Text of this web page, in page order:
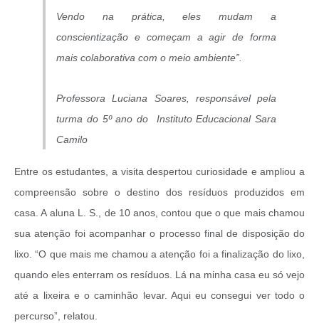
Vendo na prática, eles mudam a
conscientização e começam a agir de forma
mais colaborativa com o meio ambiente”.
Professora Luciana Soares, responsável pela
turma do 5º ano do Instituto Educacional Sara
Camilo
Entre os estudantes, a visita despertou curiosidade e ampliou a
compreensão sobre o destino dos resíduos produzidos em
casa. A aluna L. S., de 10 anos, contou que o que mais chamou
sua atenção foi acompanhar o processo final de disposição do
lixo.“O que mais me chamou a atenção foi a finalização do lixo,
quando eles enterram os resíduos. Lá na minha casa eu só vejo
até a lixeira e o caminhão levar. Aqui eu consegui ver todo o
percurso”, relatou.